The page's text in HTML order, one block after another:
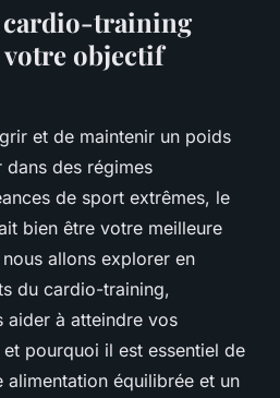
cardio-training
objectif
et de maintenir un poids
dans des régimes
de sport extrêmes, le
bien être votre meilleure
allons explorer en
du cardio-training,
aider à atteindre vos
pourquoi il est essentiel de
alimentation équilibrée et un